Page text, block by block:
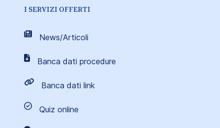
I SERVIZI OFFERTI
News/Articoli
Banca dati procedure
Banca dati link
Quiz online